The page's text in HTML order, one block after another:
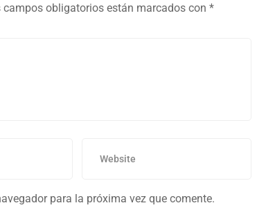
campos obligatorios están marcados con *
para la próxima vez que comente.